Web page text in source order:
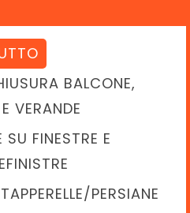
BALCONE,
VERANDE
SU FINESTRE E
TAPPERELLE/PERSIANE